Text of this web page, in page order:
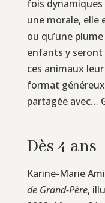
fois dynamiques
une morale, elle
ou qu’une
enfants y seront
ces animaux
format
partagée avec…
Dès 4 ans
Karine-Marie
de Grand-Père,